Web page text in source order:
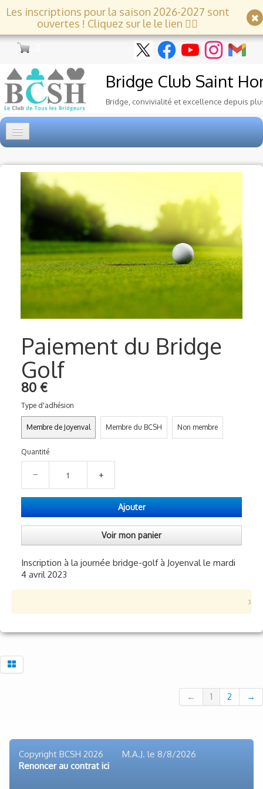
Les inscriptions pour la saison 2026-2027 sont
ouvertes ! Cliquez sur le le lien 👇🏻
Bridge Club Saint
Bridge, convivialité et excellence depuis
Tournois ▼
Ecole de Bridge▼
Le Club
Voyages et festivals
Photos
Paiement du Bridge
Golf
80 €
Type d'adhésion
Membre de Joyenval Membre du BCSH Non membre
Quantité
− +
Ajouter
Voir mon panier
Inscription à la journée bridge-golf à Joyenval le mardi
4 avril 2023
×
← 1 2 →
Copyright BCSH 2026 M.A.J. le 8/8/2026
Renoncer au contrat ici